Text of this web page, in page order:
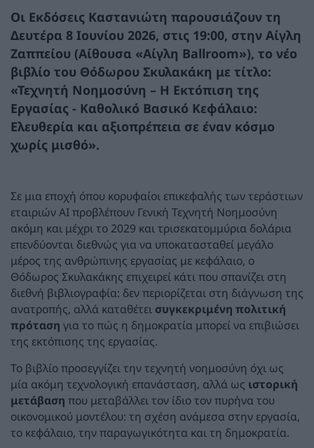
Οι Εκδόσεις Καστανιώτη παρουσιάζουν τη
Δευτέρα 8 Ιουνίου 2026, στις 19:00, στην Αίγλη
Ζαππείου (Αίθουσα «Αίγλη Ballroom»), το νέο
βιβλίο του Θόδωρου Σκυλακάκη με τίτλο:
«Τεχνητή Νοημοσύνη – Η Εκτόπιση της
Εργασίας - Καθολικό Βασικό Κεφάλαιο:
Ελευθερία και αξιοπρέπεια σε έναν κόσμο
χωρίς μισθό».
Σε μια εποχή όπου κορυφαίοι επικεφαλής των τεράστιων
εταιριών ΑΙ προβλέπουν Γενική Τεχνητή Νοημοσύνη
ακόμη και μέχρι το 2029 και τρισεκατομμύρια δολάρια
επενδύονται διεθνώς για να υποκατασταθεί μεγάλο
μέρος της ανθρώπινης εργασίας με κεφάλαιο, ο
Θόδωρος Σκυλακάκης επιχειρεί κάτι που σπανίζει στη
διεθνή βιβλιογραφία: δεν περιορίζεται στη διάγνωση της
ανατροπής, αλλά καταθέτει συγκεκριμένη πολιτική
πρόταση για το πώς η δημοκρατία μπορεί να επιβιώσει
της εκτόπισης της εργασίας.
Το βιβλίο προσεγγίζει την τεχνητή νοημοσύνη όχι ως
μία ακόμη τεχνολογική επανάσταση, αλλά ως ιστορική
μετάβαση που μεταβάλλει τον ίδιο τον πυρήνα του
οικονομικού μοντέλου: τη σχέση ανάμεσα στην εργασία,
το κεφάλαιο, την παραγωγικότητα και τη δημοκρατία.